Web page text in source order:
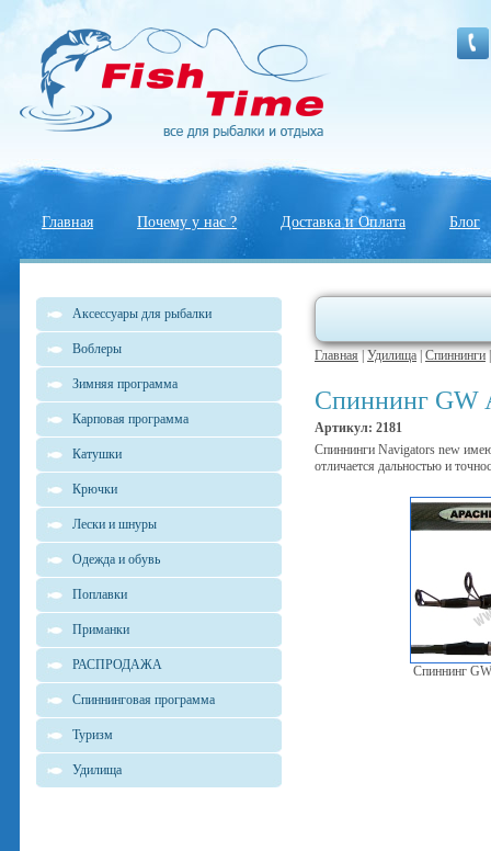
Главная Почему у нас ? Доставка и Оплата Блог
Аксессуары для рыбалки
Воблеры
Зимняя программа
Карповая программа
Катушки
Крючки
Лески и шнуры
Одежда и обувь
Поплавки
Приманки
РАСПРОДАЖА
Спиннинговая программа
Туризм
Удилища
Главная Удилища Спиннинги
Спиннинг GW
Артикул: 2181
Спиннинги Navigators new
отличается дальностью и
Спиннинг